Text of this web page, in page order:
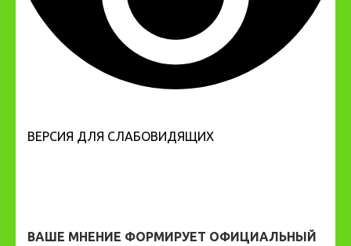
ВЕРСИЯ ДЛЯ СЛАБОВИДЯЩИХ
ВАШЕ МНЕНИЕ ФОРМИРУЕТ ОФИЦИАЛЬНЫЙ